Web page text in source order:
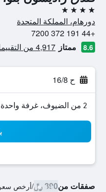
4 نجوم
دورهام، المملكة المتحدة
+44 191 372 7200
8.6 ممتاز 4,917 من التقييمات تم التحقق منها
ح 16/8
2 من الضيوف، غرفة واحدة
صفقات من390 ﷼ /أرخص سعر